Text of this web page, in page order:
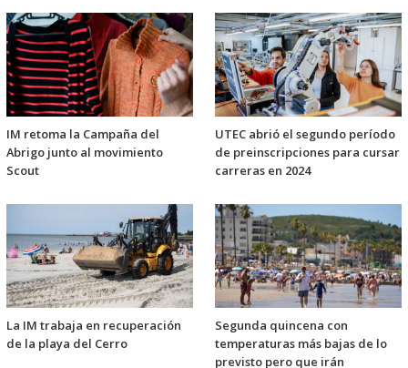
IM retoma la Campaña del
Abrigo junto al movimiento
Scout
UTEC abrió el segundo período
de preinscripciones para cursar
carreras en 2024
La IM trabaja en recuperación
de la playa del Cerro
Segunda quincena con
temperaturas más bajas de lo
previsto pero que irán